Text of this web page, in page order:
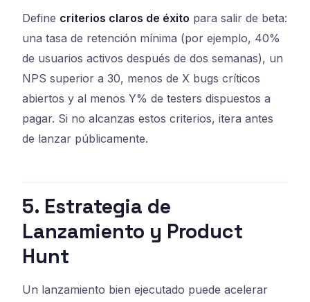
Define criterios claros de éxito para salir de beta:
una tasa de retención mínima (por ejemplo, 40%
de usuarios activos después de dos semanas), un
NPS superior a 30, menos de X bugs críticos
abiertos y al menos Y% de testers dispuestos a
pagar. Si no alcanzas estos criterios, itera antes
de lanzar públicamente.
5. Estrategia de
Lanzamiento y Product
Hunt
Un lanzamiento bien ejecutado puede acelerar